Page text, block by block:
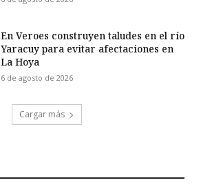
En Veroes construyen taludes en el río
Yaracuy para evitar afectaciones en
La Hoya
6 de agosto de 2026
Cargar más